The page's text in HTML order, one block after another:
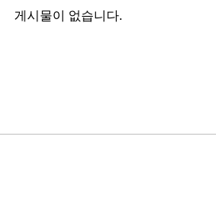
게시물이 없습니다.